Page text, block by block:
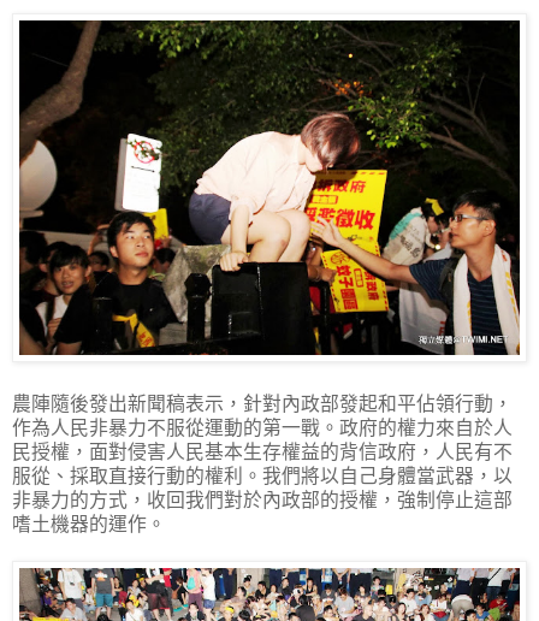
農陣隨後發出新聞稿表示，針對內政部發起和平佔領行動，
作為人民非暴力不服從運動的第一戰。政府的權力來自於人
民授權，面對侵害人民基本生存權益的背信政府，人民有不
服從、採取直接行動的權利。我們將以自己身體當武器，以
非暴力的方式，收回我們對於內政部的授權，強制停止這部
嗜土機器的運作。